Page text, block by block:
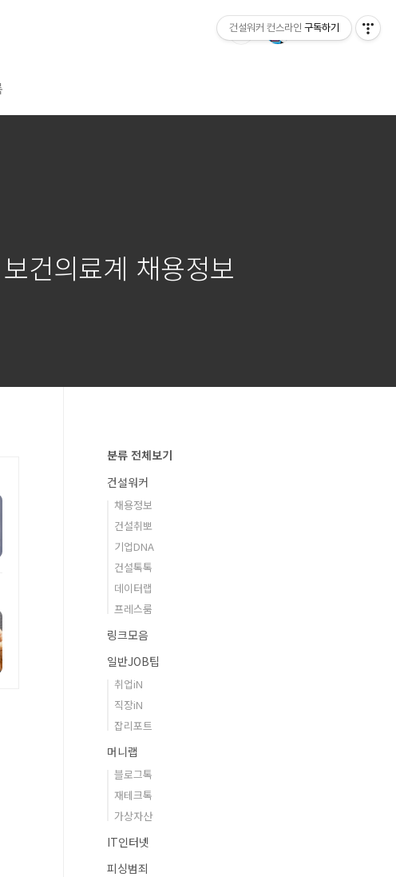
건의료계 채용정보
분류 전체보기
건설워커
채용정보
건설취뽀
기업DNA
건설톡톡
데이터랩
프레스룸
링크모음
일반JOB팁
취업iN
직장iN
잡리포트
머니랩
블로그톡
재테크톡
가상자산
IT인터넷
피싱범죄
건설워커 컨스라인 구독하기